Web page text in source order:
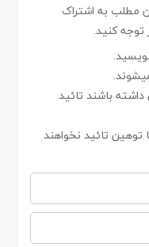
مطلب به اشتراک
توجه کنید.
باشند تائید
توهین تائید نخواهند